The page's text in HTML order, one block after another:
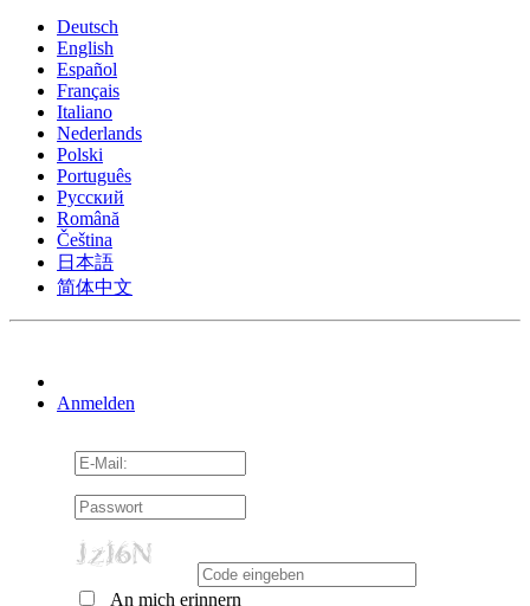
Deutsch
English
Español
Français
Italiano
Nederlands
Polski
Português
Pусский
Română
Čeština
日本語
简体中文
Anmelden
An mich erinnern